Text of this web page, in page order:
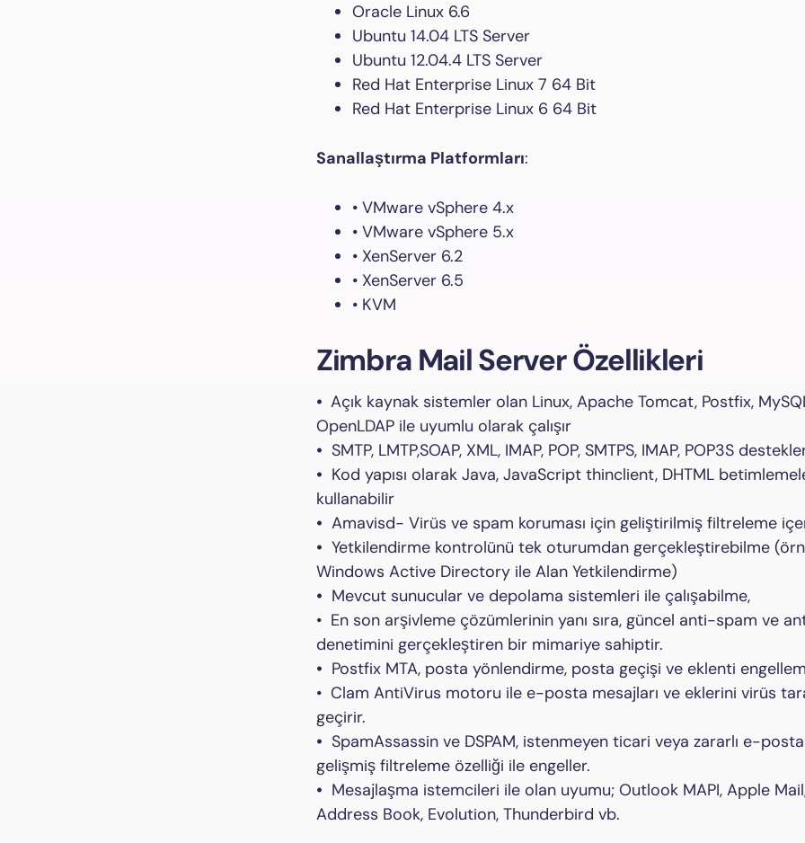
Oracle Linux 6.6
Ubuntu 14.04 LTS Server
Ubuntu 12.04.4 LTS Server
Red Hat Enterprise Linux 7 64 Bit
Red Hat Enterprise Linux 6 64 Bit
Sanallaştırma Platformları:
• VMware vSphere 4.x
• VMware vSphere 5.x
• XenServer 6.2
• XenServer 6.5
• KVM
Zimbra Mail Server Özellikleri
• Açık kaynak sistemler olan Linux, Apache Tomcat, Postfix,
OpenLDAP ile uyumlu olarak çalışır
• SMTP, LMTP,SOAP, XML, IMAP, POP, SMTPS, IMAP, POP3S
• Kod yapısı olarak Java, JavaScript thinclient, DHTML
kullanabilir
• Amavisd- Virüs ve spam koruması için geliştirilmiş filtreleme
• Yetkilendirme kontrolünü tek oturumdan gerçekleştirebilme
Windows Active Directory ile Alan Yetkilendirme)
• Mevcut sunucular ve depolama sistemleri ile çalışabilme,
• En son arşivleme çözümlerinin yanı sıra, güncel anti-spam ve
denetimini gerçekleştiren bir mimariye sahiptir.
• Postfix MTA, posta yönlendirme, posta geçişi ve eklenti
• Clam AntiVirus motoru ile e-posta mesajları ve eklerini virüs
geçirir.
• SpamAssassin ve DSPAM, istenmeyen ticari veya zararlı e-
gelişmiş filtreleme özelliği ile engeller.
• Mesajlaşma istemcileri ile olan uyumu; Outlook MAPI, Apple
Address Book, Evolution, Thunderbird vb.